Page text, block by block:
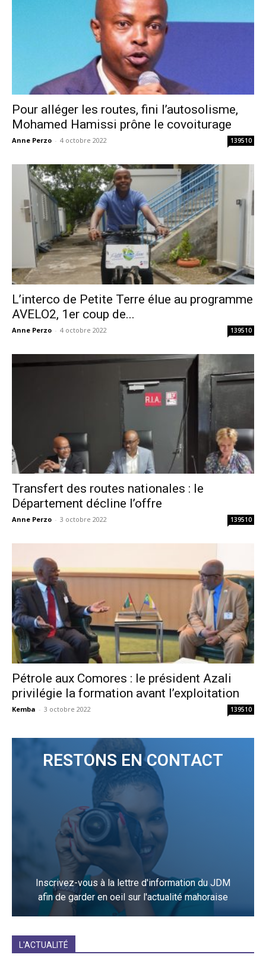
Pour alléger les routes, fini l’autosolisme,
Mohamed Hamissi prône le covoiturage
Anne Perzo - 4 octobre 2022 139510
L’interco de Petite Terre élue au programme
AVELO2, 1er coup de...
Anne Perzo - 4 octobre 2022 139510
Transfert des routes nationales : le
Département décline l’offre
Anne Perzo - 3 octobre 2022 139510
Pétrole aux Comores : le président Azali
privilégie la formation avant l’exploitation
Kemba - 3 octobre 2022 139510
RESTONS EN CONTACT
Inscrivez-vous à la lettre d'information du JDM
afin de garder en oeil sur l'actualité mahoraise
L'ACTUALITÉ